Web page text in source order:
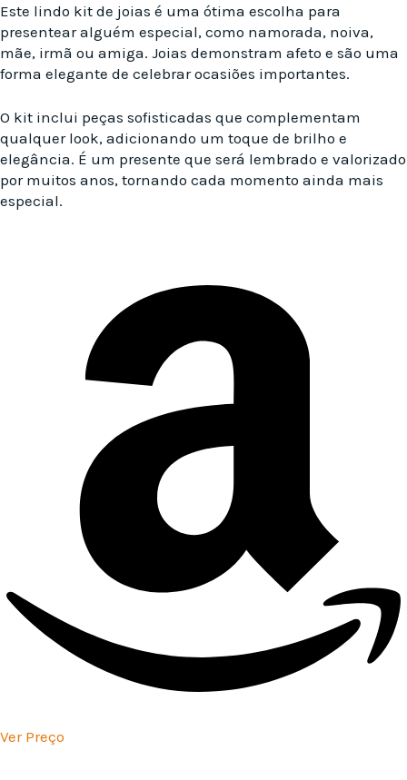
Este lindo kit de joias é uma ótima escolha para
presentear alguém especial, como namorada, noiva,
mãe, irmã ou amiga. Joias demonstram afeto e são uma
forma elegante de celebrar ocasiões importantes.
O kit inclui peças sofisticadas que complementam
qualquer look, adicionando um toque de brilho e
elegância. É um presente que será lembrado e valorizado
por muitos anos, tornando cada momento ainda mais
especial.
Ver Preço